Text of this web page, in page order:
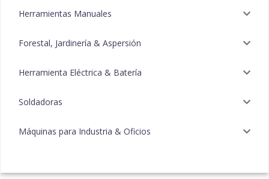
Herramientas Manuales
Forestal, Jardinería & Aspersión
Herramienta Eléctrica & Batería
Soldadoras
Máquinas para Industria & Oficios